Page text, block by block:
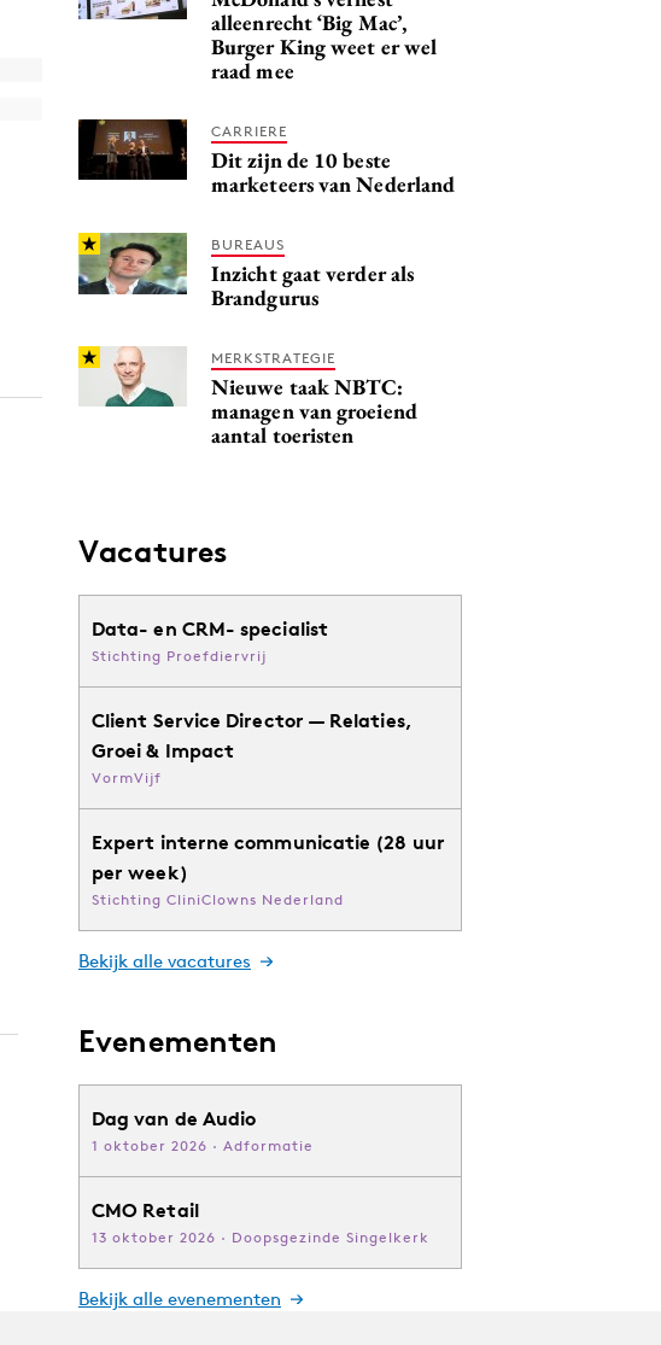
alleenrecht ‘Big Mac’,
Burger King weet er wel
raad mee
CARRIERE
Dit zijn de 10 beste
marketeers van Nederland
BUREAUS
Inzicht gaat verder als
Brandgurus
MERKSTRATEGIE
Nieuwe taak NBTC:
managen van groeiend
aantal toeristen
Vacatures
Data- en CRM- specialist
Stichting Proefdiervrij
Client Service Director — Relaties,
Groei & Impact
VormVijf
Expert interne communicatie (28 uur
per week)
Stichting CliniClowns Nederland
Bekijk alle vacatures
Evenementen
Dag van de Audio
1 oktober 2026 · Adformatie
CMO Retail
13 oktober 2026 · Doopsgezinde Singelkerk
Bekijk alle evenementen